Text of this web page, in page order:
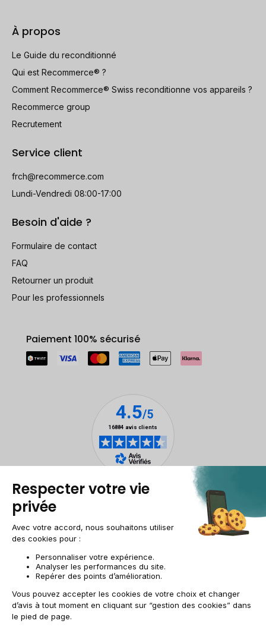
À propos
Le Guide du reconditionné
Qui est Recommerce® ?
Comment Recommerce® Swiss reconditionne vos appareils ?
Recommerce group
Recrutement
Service client
frch@recommerce.com
Lundi-Vendredi 08:00-17:00
Besoin d'aide ?
Formulaire de contact
FAQ
Retourner un produit
Pour les professionnels
Paiement 100% sécurisé
Mentions légalesGestion des cookies
Conditions générales de vente
AccessibilitéPlan du site
CH-FR | CHF
© 2009-2025 RECOMMERCE - Tous droits réservés.